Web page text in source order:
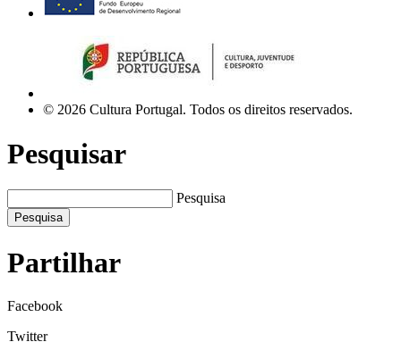
© 2026 Cultura Portugal. Todos os direitos reservados.
Pesquisar
Pesquisa
Pesquisa
Partilhar
Facebook
Twitter